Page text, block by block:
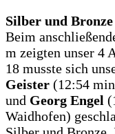
Silber und
Beim
m zeigten unser 4
18 musste sich
Geister (12:54
und Georg Engel
Waidhofen)